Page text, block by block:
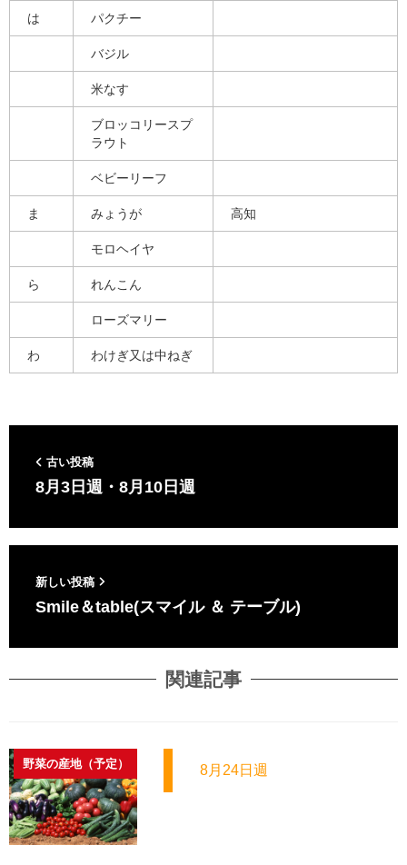
は パクチー
バジル
米なす
ブロッコリースプ
ラウト
ベビーリーフ
ま みょうが 高知
モロヘイヤ
ら れんこん
ローズマリー
わ わけぎ又は中ねぎ
古い投稿
8月3日週・8月10日週
新しい投稿
Smile＆table(スマイル ＆ テーブル)
関連記事
野菜の産地（予定） 8月24日週